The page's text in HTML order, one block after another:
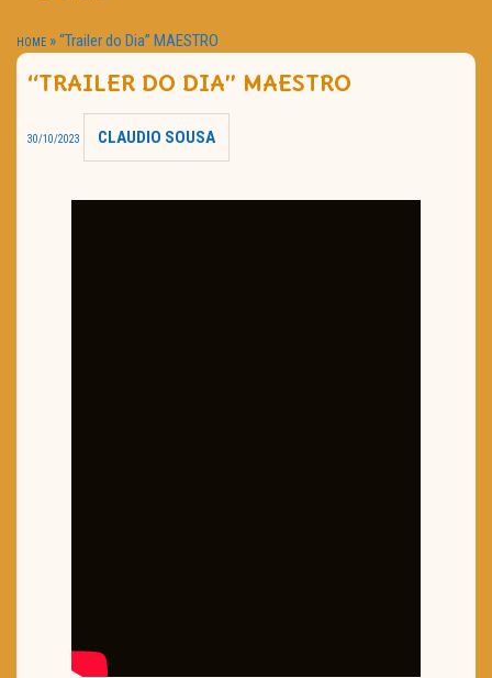
HOME CINEMA
Política de Privacidade
HOME »“Trailer do Dia” MAESTRO
“TRAILER DO DIA” MAESTRO
30/10/2023 CLAUDIO SOUSA